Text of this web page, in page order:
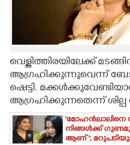
CARTOONS
LITERATURE
ZOOM
വെള്ളിത്തിരയിലേക്ക്
ആഗ്രഹിക്കുന്നുവെന്ന്
ഷെട്ടി.
ആഗ്രഹിക്കുന്നതെന്ന്
'മോഹൻലാലിനെ
നിങ്ങൾക്ക്
ആണ് ';